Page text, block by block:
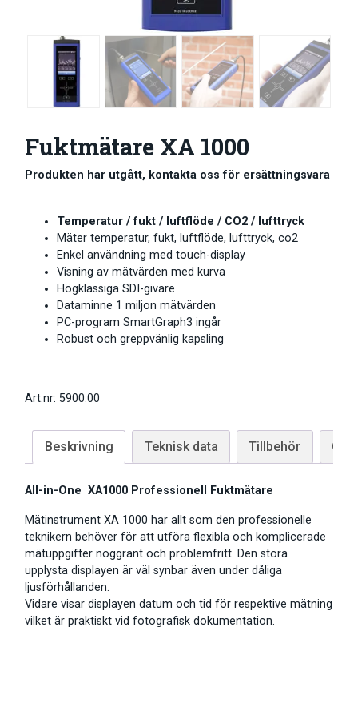
Fuktmätare XA 1000
Produkten har utgått, kontakta oss för ersättningsvara
Temperatur / fukt / luftflöde / CO2 / lufttryck
Mäter temperatur, fukt, luftflöde, lufttryck, co2
Enkel användning med touch-display
Visning av mätvärden med kurva
Högklassiga SDI-givare
Dataminne 1 miljon mätvärden
PC-program SmartGraph3 ingår
Robust och greppvänlig kapsling
Art.nr: 5900.00
Beskrivning Teknisk data Tillbehör
All-in-One XA1000 Professionell Fuktmätare
Mätinstrument XA 1000 har allt som den professionelle
teknikern behöver för att utföra flexibla och komplicerade
mätuppgifter noggrant och problemfritt. Den stora
upplysta displayen är väl synbar även under dåliga
ljusförhållanden.
Vidare visar displayen datum och tid för respektive mätning
vilket är praktiskt vid fotografisk dokumentation.